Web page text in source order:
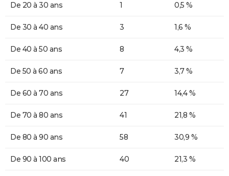
De 20 à 30 ans 1 0,5 %
De 30 à 40 ans 3 1,6 %
De 40 à 50 ans 8 4,3 %
De 50 à 60 ans 7 3,7 %
De 60 à 70 ans 27 14,4 %
De 70 à 80 ans 41 21,8 %
De 80 à 90 ans 58 30,9 %
De 90 à 100 ans 40 21,3 %